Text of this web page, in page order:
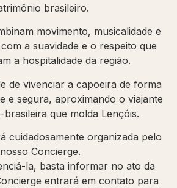
brasileiro.
movimento, musicalidade e
a suavidade e o respeito que
a hospitalidade da região.
de vivenciar a capoeira de forma
e segura, aproximando o viajante
que molda Lençóis.
cuidadosamente organizada pelo
nosso Concierge.
la, basta informar no ato da
entrará em contato para